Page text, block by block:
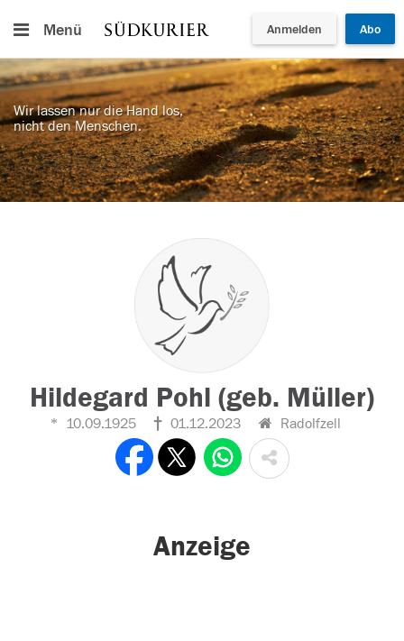
Menü Anmelden Abo
Wir lassen nur die Hand los,
nicht den Menschen.
Hildegard Pohl (geb. Müller)
10.09.1925 01.12.2023 Radolfzell
Anzeige